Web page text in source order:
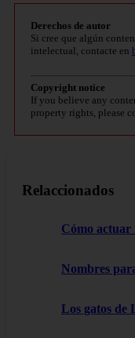
Derechos de autor
Si cree que algún
intelectual, contacte en
Copyright notice
If you believe any
property rights, please
Relaccionados
Cómo actuar
Nombres
Los gatos de